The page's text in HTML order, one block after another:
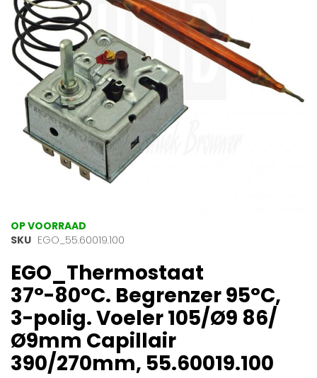
afbeeldingen-
gallerij
Ga
naar
begin
van
de
afbeeldingen-
gallerij
OP VOORRAAD
SKU EGO_55.60019.100
EGO_Thermostaat
37°-80°C. Begrenzer 95°C,
3-polig. Voeler 105/Ø9 86/
Ø9mm Capillair
390/270mm, 55.60019.100